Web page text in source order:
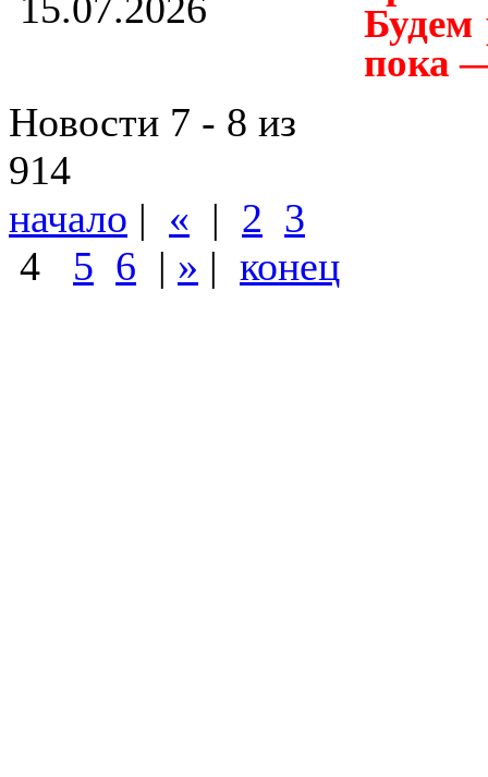
Новости 7 - 8 из
914
начало | « | 2 3
4
5 6 | » | конец
Будем
пока